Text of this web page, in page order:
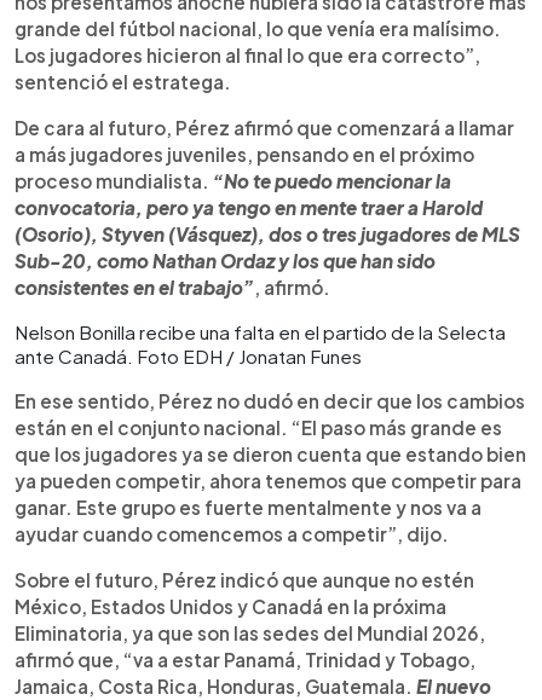
grande del fútbol nacional, lo que venía era malísimo.
Los jugadores hicieron al final lo que era correcto”,
sentenció el estratega.
De cara al futuro, Pérez afirmó que comenzará a llamar
a más jugadores juveniles, pensando en el próximo
proceso mundialista. “No te puedo mencionar la
convocatoria, pero ya tengo en mente traer a Harold
(Osorio), Styven (Vásquez), dos o tres jugadores de MLS
Sub-20, como Nathan Ordaz y los que han sido
consistentes en el trabajo”, afirmó.
Nelson Bonilla recibe una falta en el partido de la Selecta
ante Canadá. Foto EDH / Jonatan Funes
En ese sentido, Pérez no dudó en decir que los cambios
están en el conjunto nacional. “El paso más grande es
que los jugadores ya se dieron cuenta que estando bien
ya pueden competir, ahora tenemos que competir para
ganar. Este grupo es fuerte mentalmente y nos va a
ayudar cuando comencemos a competir”, dijo.
Sobre el futuro, Pérez indicó que aunque no estén
México, Estados Unidos y Canadá en la próxima
Eliminatoria, ya que son las sedes del Mundial 2026,
afirmó que, “va a estar Panamá, Trinidad y Tobago,
Jamaica, Costa Rica, Honduras, Guatemala. El nuevo